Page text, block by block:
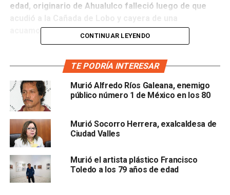
edad, originario de Ahualulco falleció luego de que
acuamoto.
recibió un reporte de los acompañantes de la víctima, para
su compañero seguía con vida, al igual que otro joven que
también cayó al agua por el accidente de la acuamoto,
pero que minutos más tarde logró salir.
Álvarez Botello dijo que se brindó el apoyo del personal
de Protección Civil para llevar a cabo el rescate del joven,
quequedó inconsciente por una de las piruetas, sin
embargo, ya no salió del agua.
CONTINUAR LEYENDO
TE PODRÍA INTERESAR
Murió Alfredo Ríos Galeana, enemigo
público número 1 de México en los 80
Murió Socorro Herrera, exalcaldesa de
Ciudad Valles
Murió el artista plástico Francisco
Toledo a los 79 años de edad